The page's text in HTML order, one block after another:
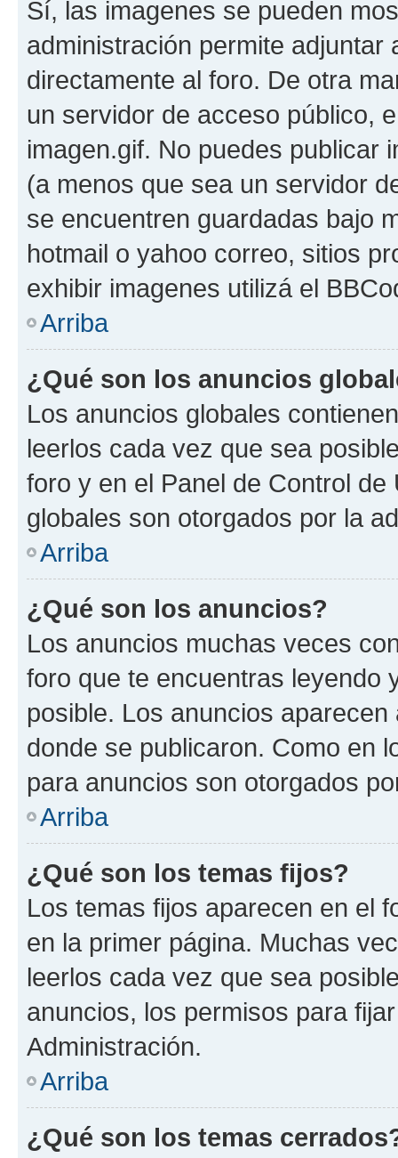
Sí, las imagenes se pueden
administración permite
directamente al foro. De otra
un servidor de acceso público,
imagen.gif. No puedes publicar
(a menos que sea un servidor
se encuentren guardadas bajo
hotmail o yahoo correo, sitios
exhibir imagenes utilizá el
Arriba
¿Qué son los anuncios
Los anuncios globales
leerlos cada vez que sea
foro y en el Panel de Control
globales son otorgados por la
Arriba
¿Qué son los anuncios?
Los anuncios muchas veces
foro que te encuentras leyendo
posible. Los anuncios
donde se publicaron. Como en
para anuncios son otorgados
Arriba
¿Qué son los temas fijos?
Los temas fijos aparecen en el
en la primer página. Muchas
leerlos cada vez que sea
anuncios, los permisos para
Administración.
Arriba
¿Qué son los temas